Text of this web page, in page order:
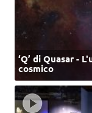
‘Q’ di Quasar -
cosmico